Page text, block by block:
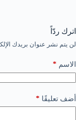
اترك ردّاً
لن يتم نشر عنوان بريدك
الاسم *
أضف تعليقًا *